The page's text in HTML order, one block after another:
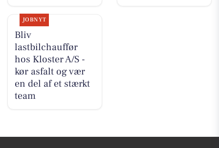
JOBNYT
Bliv
lastbilchauffør
hos Kloster A/S -
kør asfalt og vær
en del af et stærkt
team